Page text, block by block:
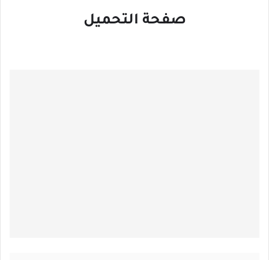
صفحة التحميل